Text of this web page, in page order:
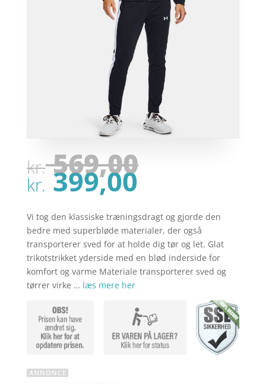
kr.569,00Den
var:
kr.
kr.399,00Den
pris
er:
kr.
Vi tog den klassiske træningsdragt og gjorde den
bedre med superbløde materialer, der også
transporterer sved for at holde dig tør og let. Glat
trikotstrikket yderside med en blød inderside for
komfort og varme Materiale transporterer sved og
tørrer virke … læs mere her